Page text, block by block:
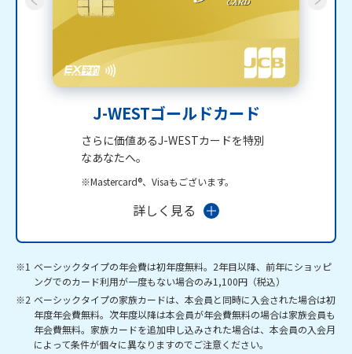
J-WESTゴールドカード
さらに価値あるJ-WESTカードを特別
なあなたへ。
※Mastercard®、Visaもございます。
詳しく見る
※1 ベーシックタイプの年会費は初年度無料。2年目以降、前年にショッピ
ングでのカード利用が一度もない場合のみ1,100円（税込）
※2 ベーシックタイプの家族カードは、本会員と同時に入会された場合は初
年度年会費無料。次年度以降は本会員が年会費無料の場合は家族会員も
年会費無料。家族カードを追加申し込みされた場合は、本会員の入会月
によって条件が個々に異なりますのでご注意ください。